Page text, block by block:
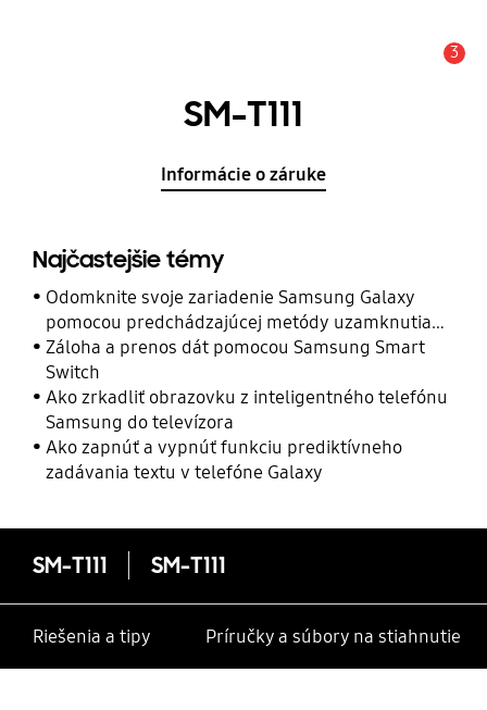
3
SM-T111
Informácie o záruke
Najčastejšie témy
Odomknite svoje zariadenie Samsung Galaxy
pomocou predchádzajúcej metódy uzamknutia
obrazovky
Záloha a prenos dát pomocou Samsung Smart
Switch
Ako zrkadliť obrazovku z inteligentného telefónu
Samsung do televízora
Ako zapnúť a vypnúť funkciu prediktívneho
zadávania textu v telefóne Galaxy
SM-T111 SM-T111
Riešenia a tipy Príručky a súbory na stiahnutie